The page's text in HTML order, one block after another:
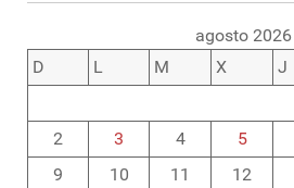
agosto 2026
D
L M X J
2
3 4 5
9
10 11 12